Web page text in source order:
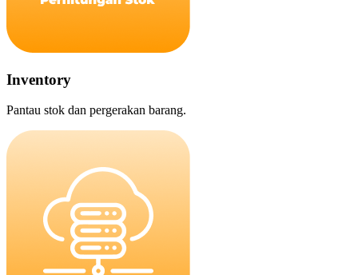
Inventory
Pantau stok dan pergerakan barang.